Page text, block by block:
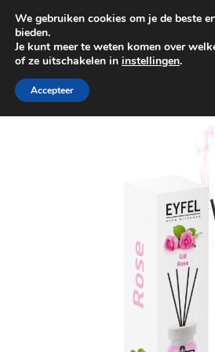
GRATIS BEZORGING
We gebruiken cookies om je de beste
bieden.
Je kunt meer te weten komen over
of ze uitschakelen in instellingen.
Accepteer